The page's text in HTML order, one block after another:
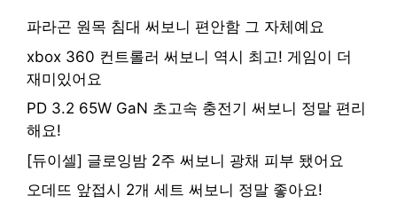
파라곤 원목 침대 써보니 편안함 그 자체예요
xbox 360 컨트롤러 써보니 역시 최고! 게임이 더
재미있어요
PD 3.2 65W GaN 초고속 충전기 써보니 정말 편리
해요!
[듀이셀] 글로잉밤 2주 써보니 광채 피부 됐어요
오데뜨 앞접시 2개 세트 써보니 정말 좋아요!